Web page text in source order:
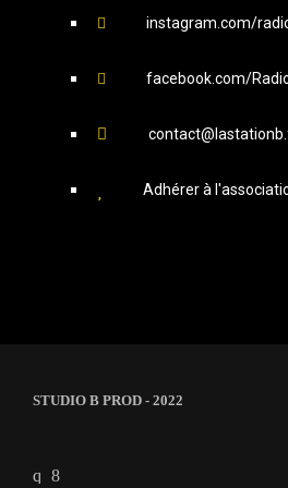
instagram.com/
facebook.com/
Adhérer à
STUDIO B PROD - 2022